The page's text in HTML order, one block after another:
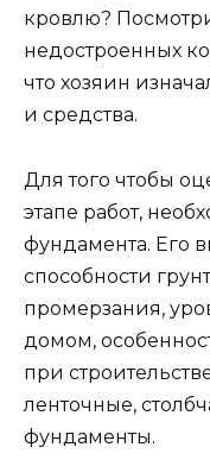
кровлю?
недостроенных
что хозяин
и средства.
Для того чтобы
этапе работ,
фундамента. Его
способности
промерзания,
домом,
при
ленточные,
фундаменты.